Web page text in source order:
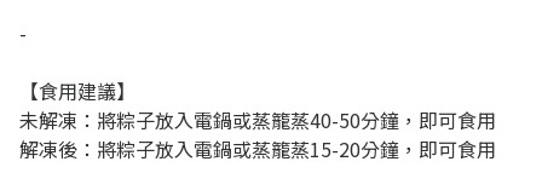
-
【食用建議】
未解凍：將粽子放入電鍋或蒸籠蒸40-50分鐘，即可食用
解凍後：將粽子放入電鍋或蒸籠蒸15-20分鐘，即可食用